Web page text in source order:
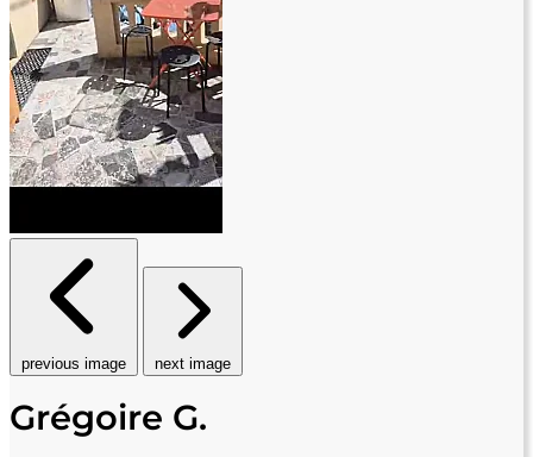
previous image next image
Grégoire G.